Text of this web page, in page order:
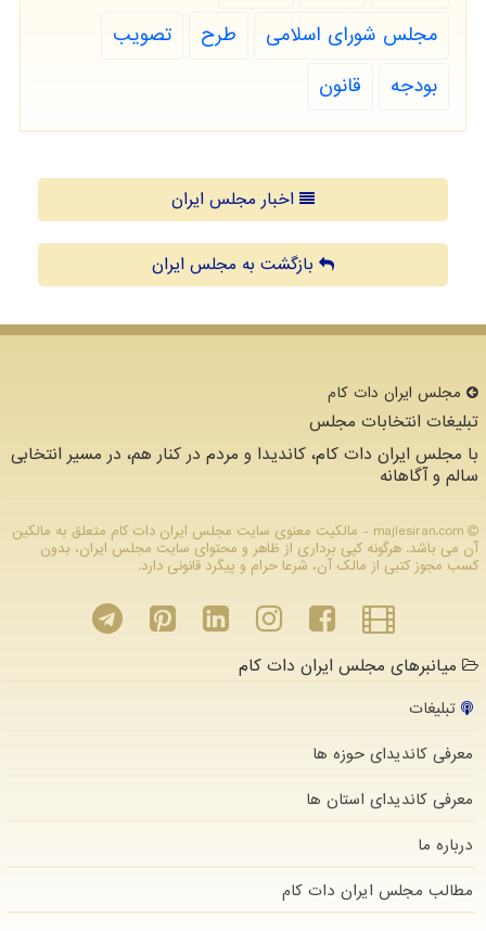
مجلس شورای اسلامی
طرح
تصویب
بودجه
قانون
اخبار مجلس ایران
بازگشت به مجلس ایران
مجلس ایران دات كام
تبلیغات انتخابات مجلس
با مجلس ایران دات کام، کاندیدا و مردم در کنار هم، در مسیر انتخابی
سالم و آگاهانه
majlesiran.com - مالکیت معنوی سایت مجلس ایران دات كام متعلق به مالکین
آن می باشد. هرگونه کپی برداری از ظاهر و محتوای سایت مجلس ایران، بدون
کسب مجوز کتبی از مالک آن، شرعا حرام و پیگرد قانونی دارد.
میانبرهای مجلس ایران دات کام
تبلیغات
معرفی کاندیدای حوزه ها
معرفی کاندیدای استان ها
درباره ما
مطالب مجلس ایران دات كام